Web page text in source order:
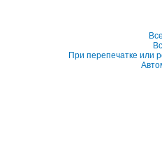
При перепечатке или